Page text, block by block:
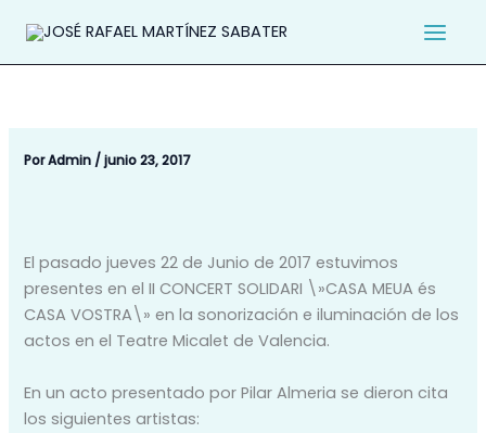
contenido
PorAdmin /junio 23, 2017
El pasado jueves 22 de Junio de 2017 estuvimos
presentes en el II CONCERT SOLIDARI \»CASA MEUA és
CASA VOSTRA\» en la sonorización e iluminación de los
actos en el Teatre Micalet de Valencia.
En un acto presentado por Pilar Almeria se dieron cita
los siguientes artistas: